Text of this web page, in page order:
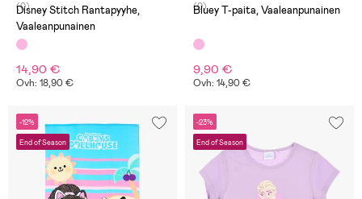
(0)
Disney Stitch Rantapyyhe,
Vaaleanpunainen
14,90 €
Ovh: 18,90 €
(0)
Bluey T-paita, Vaaleanpunainen
9,90 €
Ovh: 14,90 €
-12%
End of Season
-23%
End of Season